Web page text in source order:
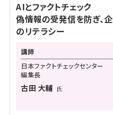
AIとファクトチェック
偽情報の受発信を防ぎ、
のリテラシー
講師
日本ファクトチェックセンター
編集長
古田 大輔 氏